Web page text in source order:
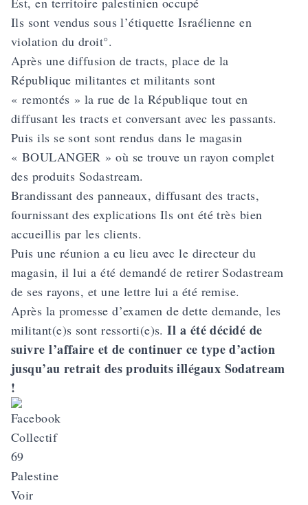
Ils sont vendus sous l’étiquette Israélienne en
violation du droit°.
Après une diffusion de tracts, place de la
République militantes et militants sont
« remontés » la rue de la République tout en
diffusant les tracts et conversant avec les passants.
Puis ils se sont sont rendus dans le magasin
« BOULANGER » où se trouve un rayon complet
des produits Sodastream.
Brandissant des panneaux, diffusant des tracts,
fournissant des explications Ils ont été très bien
accueillis par les clients.
Puis une réunion a eu lieu avec le directeur du
magasin, il lui a été demandé de retirer Sodastream
de ses rayons, et une lettre lui a été remise.
Après la promesse d’examen de dette demande, les
militant(e)s sont ressorti(e)s.Il a été décidé de
suivre l’affaire et de continuer ce type d’action
jusqu’au retrait des produits illégaux Sodatream
!
Voir